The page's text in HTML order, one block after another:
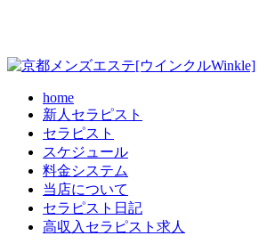
home
新人セラピスト
セラピスト
スケジュール
料金システム
当店について
セラピスト日記
高収入セラピスト求人